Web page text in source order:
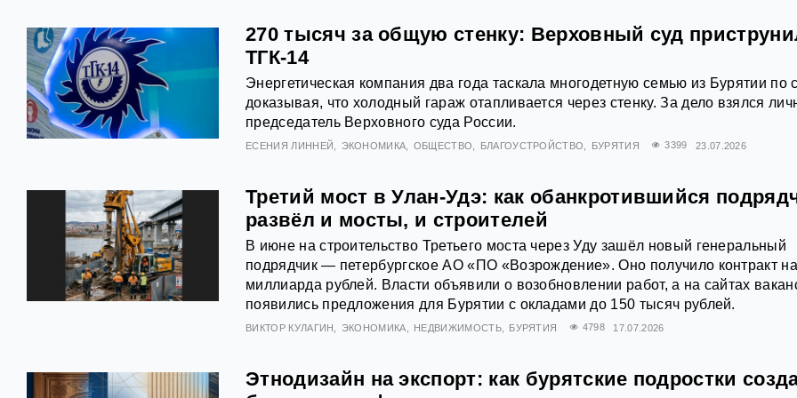
270 тысяч за общую стенку: Верховный суд
ТГК-14
Энергетическая компания два года таскала многодетную семью из Бурятии по
доказывая, что холодный гараж отапливается через стенку. За дело взялся
председатель Верховного суда России.
ЕСЕНИЯ ЛИННЕЙ ЭКОНОМИКА ОБЩЕСТВО БЛАГОУСТРОЙСТВО БУРЯТИЯ 3399 23.07.2026
Третий мост в Улан-Удэ: как обанкротившийся
развёл и мосты, и строителей
В июне на строительство Третьего моста через Уду зашёл новый генеральный
подрядчик — петербургское АО «ПО «Возрождение». Оно получило контракт
миллиарда рублей. Власти объявили о возобновлении работ, а на сайтах
появились предложения для Бурятии с окладами до 150 тысяч рублей.
ВИКТОР КУЛАГИН ЭКОНОМИКА НЕДВИЖИМОСТЬ БУРЯТИЯ 4798 17.07.2026
Этнодизайн на экспорт: как бурятские подростки